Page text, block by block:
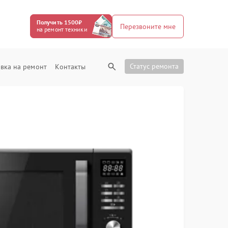
Получить 1500₽
на ремонт техники
Перезвоните мне
на ремонт Контакты Статус ремонта